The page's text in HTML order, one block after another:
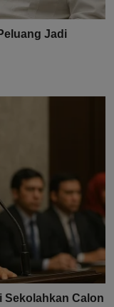
Jadi
Sekolahkan Calon